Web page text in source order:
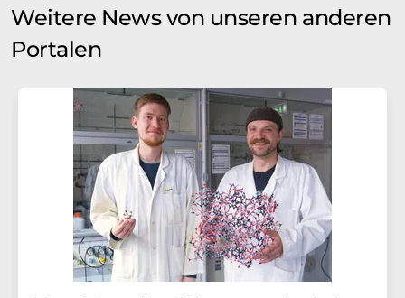
Weitere News von unseren anderen
Portalen